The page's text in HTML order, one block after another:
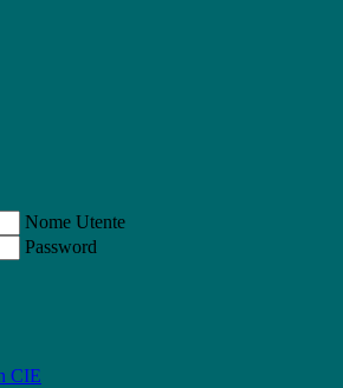
Nome Utente
Password
CIE